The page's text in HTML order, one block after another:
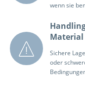
wenn sie
Material
Sichere
oder